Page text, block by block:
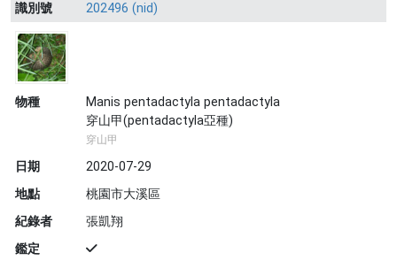
識別號
202496 (nid)
物種
Manis pentadactyla pentadactyla
穿山甲(pentadactyla亞種)
穿山甲
日期
2020-07-29
地點
桃園市大溪區
紀錄者
張凱翔
鑑定